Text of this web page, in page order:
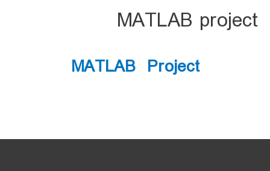
MATLAB project
MATLAB Project